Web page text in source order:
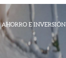
AHORRO E INVERSIÓN